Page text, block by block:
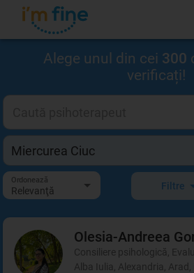
Alege unul din cei 300
verificați!
Ordonează
Relevanţă Filtre
Olesia-Andreea
Consiliere psihologică,
Alba Iulia, Alexandria,